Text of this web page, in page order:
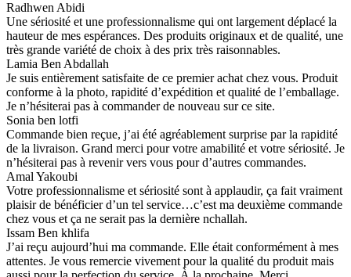
Radhwen Abidi
Une sériosité et une professionnalisme qui ont largement déplacé la
hauteur de mes espérances. Des produits originaux et de qualité, une
très grande variété de choix à des prix très raisonnables.
Lamia Ben Abdallah
Je suis entièrement satisfaite de ce premier achat chez vous. Produit
conforme à la photo, rapidité d’expédition et qualité de l’emballage.
Je n’hésiterai pas à commander de nouveau sur ce site.
Sonia ben lotfi
Commande bien reçue, j’ai été agréablement surprise par la rapidité
de la livraison. Grand merci pour votre amabilité et votre sériosité. Je
n’hésiterai pas à revenir vers vous pour d’autres commandes.
Amal Yakoubi
Votre professionnalisme et sériosité sont à applaudir, ça fait vraiment
plaisir de bénéficier d’un tel service…c’est ma deuxième commande
chez vous et ça ne serait pas la dernière nchallah.
Issam Ben khlifa
J’ai reçu aujourd’hui ma commande. Elle était conformément à mes
attentes. Je vous remercie vivement pour la qualité du produit mais